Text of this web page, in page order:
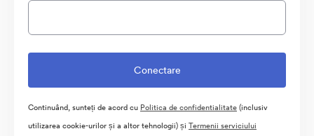
Continuând, sunteți de acord cu Politica de confidentialitate(inclusiv
utilizarea cookie-urilor și a altor tehnologii) și Termenii serviciului